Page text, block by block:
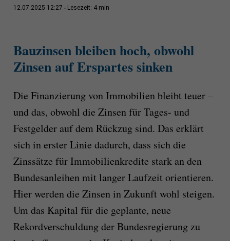
12.07.2025 12:27 Lesezeit: 4 min
Bauzinsen bleiben hoch, obwohl
Zinsen auf Erspartes sinken
Die Finanzierung von Immobilien bleibt teuer –
und das, obwohl die Zinsen für Tages- und
Festgelder auf dem Rückzug sind. Das erklärt
sich in erster Linie dadurch, dass sich die
Zinssätze für Immobilienkredite stark an den
Bundesanleihen mit langer Laufzeit orientieren.
Hier werden die Zinsen in Zukunft wohl steigen.
Um das Kapital für die geplante, neue
Rekordverschuldung der Bundesregierung zu